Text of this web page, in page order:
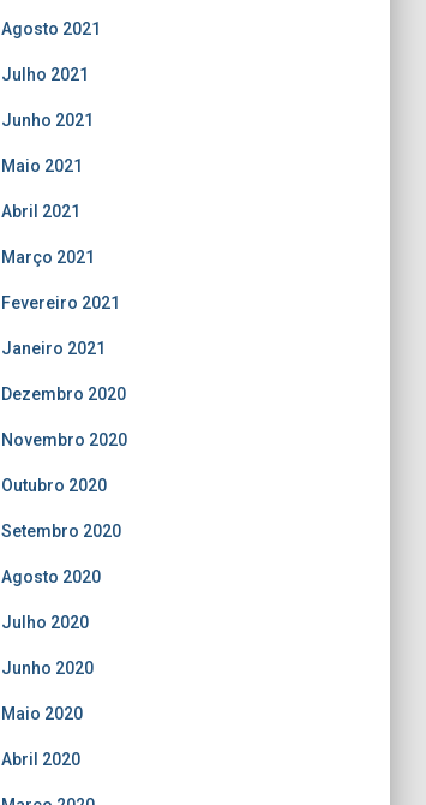
Agosto 2021
Julho 2021
Junho 2021
Maio 2021
Abril 2021
Março 2021
Fevereiro 2021
Janeiro 2021
Dezembro 2020
Novembro 2020
Outubro 2020
Setembro 2020
Agosto 2020
Julho 2020
Junho 2020
Maio 2020
Abril 2020